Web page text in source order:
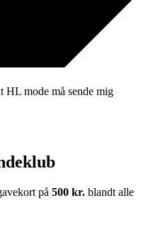
HL mode må sende mig
på 500 kr. blandt alle